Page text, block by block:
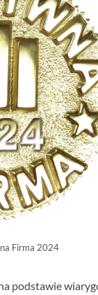
Firma 2024
podstawie